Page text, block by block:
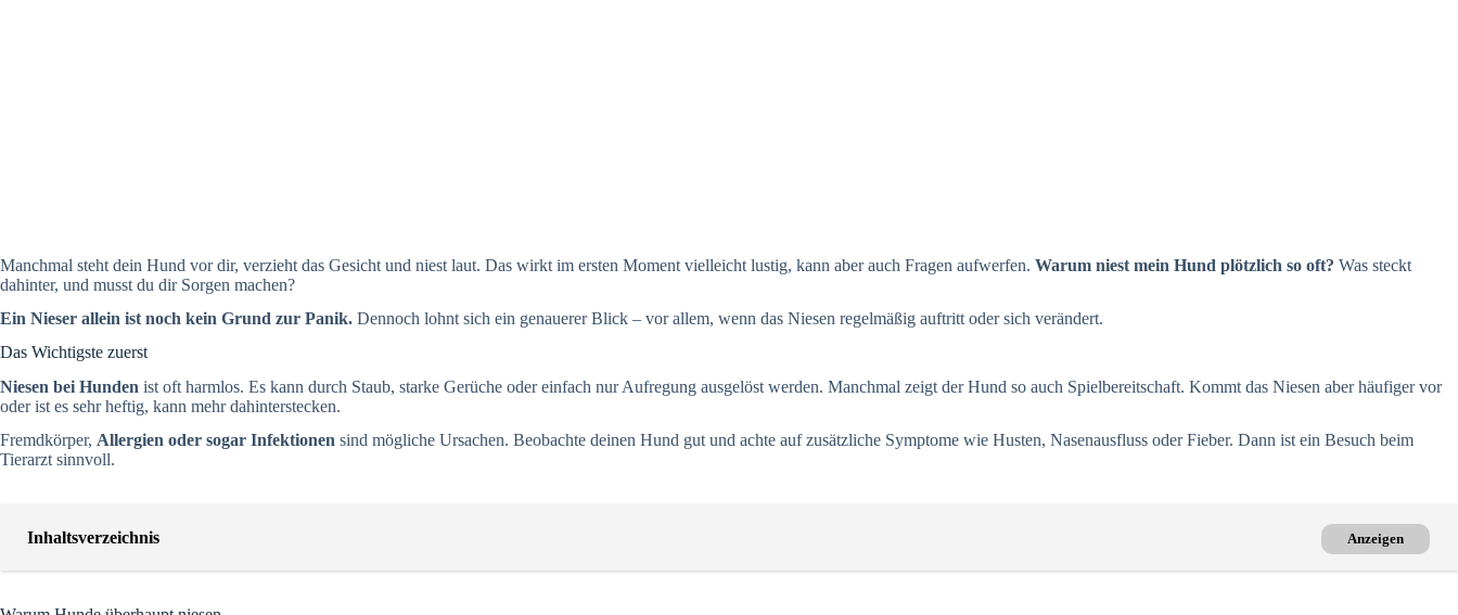
Manchmal steht dein Hund vor dir, verzieht das Gesicht und niest laut. Das wirkt im ersten Moment vielleicht lustig, kann aber auch Fragen aufwerfen. Warum niest mein Hund plötzlich so oft? Was steckt
dahinter, und musst du dir Sorgen machen?
Ein Nieser allein ist noch kein Grund zur Panik. Dennoch lohnt sich ein genauerer Blick – vor allem, wenn das Niesen regelmäßig auftritt oder sich verändert.
Das Wichtigste zuerst
Niesen bei Hunden ist oft harmlos. Es kann durch Staub, starke Gerüche oder einfach nur Aufregung ausgelöst werden. Manchmal zeigt der Hund so auch Spielbereitschaft. Kommt das Niesen aber häufiger vor
oder ist es sehr heftig, kann mehr dahinterstecken.
Fremdkörper, Allergien oder sogar Infektionen sind mögliche Ursachen. Beobachte deinen Hund gut und achte auf zusätzliche Symptome wie Husten, Nasenausfluss oder Fieber. Dann ist ein Besuch beim
Tierarzt sinnvoll.
Inhaltsverzeichnis Anzeigen